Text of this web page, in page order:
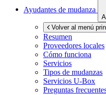
Ayudantes de mudanza
Volver al menú
Resumen
Proveedores locales
Cómo funciona
Servicios
Tipos de mudanzas
Servicios U-Box
Preguntas